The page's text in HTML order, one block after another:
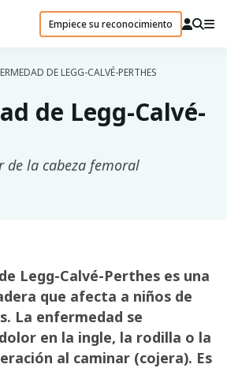
Empiece su reconocimiento
DE LEGG-CALVÉ-PERTHES
de Legg-Calvé-
de la cabeza femoral
Legg-Calvé-Perthes es una
que afecta a niños de
La enfermedad se
en la ingle, la rodilla o la
al caminar (cojera). Es